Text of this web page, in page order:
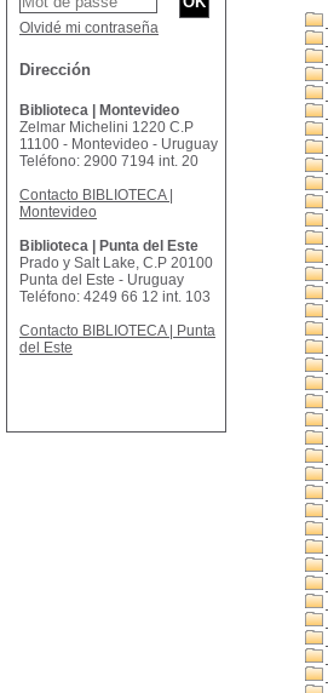
Olvidé mi contraseña
Dirección
Biblioteca | Montevideo
Zelmar Michelini 1220 C.P
11100 - Montevideo - Uruguay
Teléfono: 2900 7194 int. 20
Contacto BIBLIOTECA |
Montevideo
Biblioteca | Punta del Este
Prado y Salt Lake, C.P 20100
Punta del Este - Uruguay
Teléfono: 4249 66 12 int. 103
Contacto BIBLIOTECA | Punta
del Este